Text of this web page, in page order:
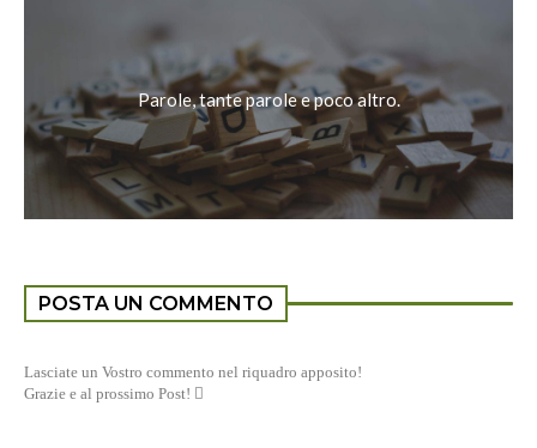
Parole, tante parole e poco altro.
POSTA UN COMMENTO
Lasciate un Vostro commento nel riquadro apposito!
Grazie e al prossimo Post! 